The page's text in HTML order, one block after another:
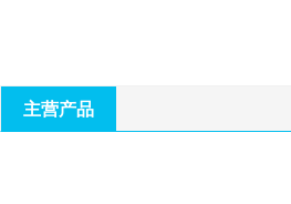
主营产品